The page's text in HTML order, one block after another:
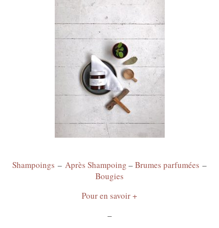
Shampoings – Après Shampoing –Brumes parfumées –
Bougies
Pour en savoir +
–